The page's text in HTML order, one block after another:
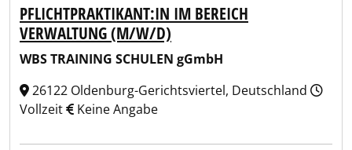
PFLICHTPRAKTIKANT:IN IM BEREICH
VERWALTUNG (M/W/D)
WBS TRAINING SCHULEN gGmbH
26122 Oldenburg-Gerichtsviertel, Deutschland
Vollzeit
Keine Angabe